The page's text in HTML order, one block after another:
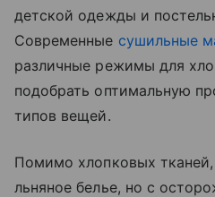
детской одежды и
Современные сушильные
различные режимы для
подобрать оптимальную
типов вещей.
Помимо хлопковых
льняное белье, но с